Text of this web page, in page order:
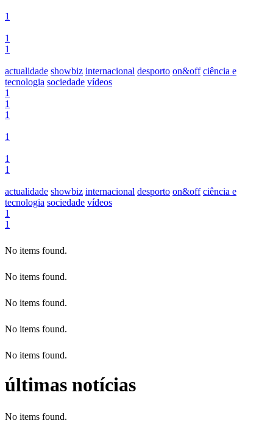
1
1
1
actualidade showbiz internacional desporto on&off ciência e
tecnologia sociedade vídeos
1
1
1
1
1
1
actualidade showbiz internacional desporto on&off ciência e
tecnologia sociedade vídeos
1
1
No items found.
No items found.
No items found.
No items found.
No items found.
últimas notícias
No items found.